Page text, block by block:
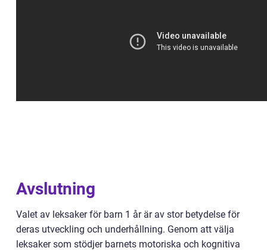
Avslutning
Valet av leksaker för barn 1 år är av stor betydelse för
deras utveckling och underhållning. Genom att välja
leksaker som stödjer barnets motoriska och kognitiva